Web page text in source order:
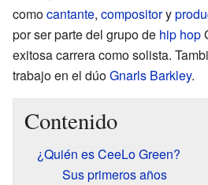
comocantante, compository
por ser parte del grupo de hip hop
exitosa carrera como solista.
trabajo en el dúoGnarls Barkley.
Contenido
¿Quién es CeeLo Green?
Sus primeros años